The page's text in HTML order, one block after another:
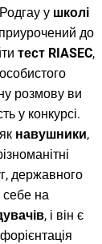
у школі
до
тест RIASEC,
розмову ви
у конкурсі.
навушники,
державного
себе на
, і він є